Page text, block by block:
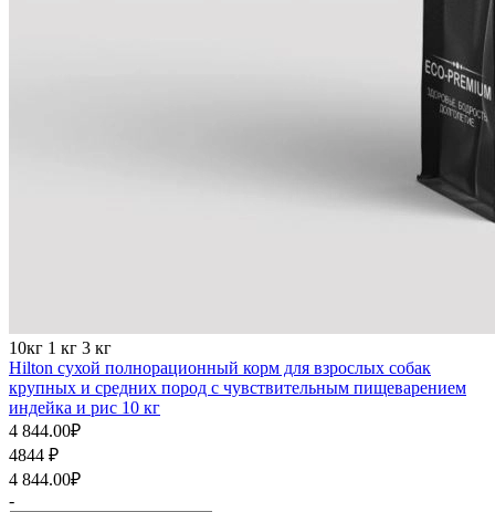
10кг 1 кг 3 кг
Hilton сухой полнорационный корм для взрослых собак
крупных и средних пород с чувствительным пищеварением
индейка и рис 10 кг
4 844.00₽
4844 ₽
4 844.00₽
-